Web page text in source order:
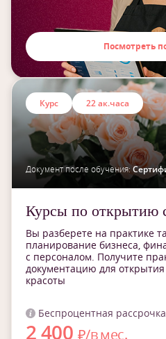
Посмотреть
Курс 22 ак.часа
Документ после обучения:
Курсы по открытию
Вы разберете на практике
планирование бизнеса,
с персоналом. Получите
документацию для
красоты
Беспроцентная рассрочка
2 400 ₽/в мес.